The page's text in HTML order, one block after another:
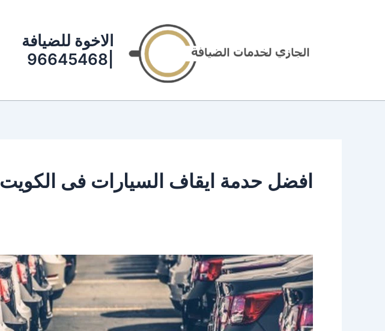
الاخوة للضيافة
افضل حدمة ايقاف السيارات فى الكويت
شركة
ايقاف
سيارات
الكويت
|